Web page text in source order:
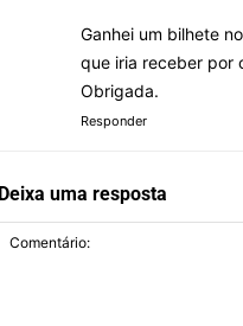
Ganhei um bilhete
que iria receber por
Obrigada.
Responder
Deixa uma resposta